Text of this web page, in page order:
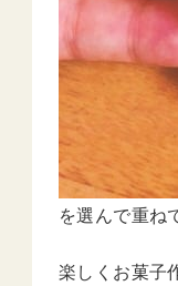
を選んで重ね
楽しくお菓子